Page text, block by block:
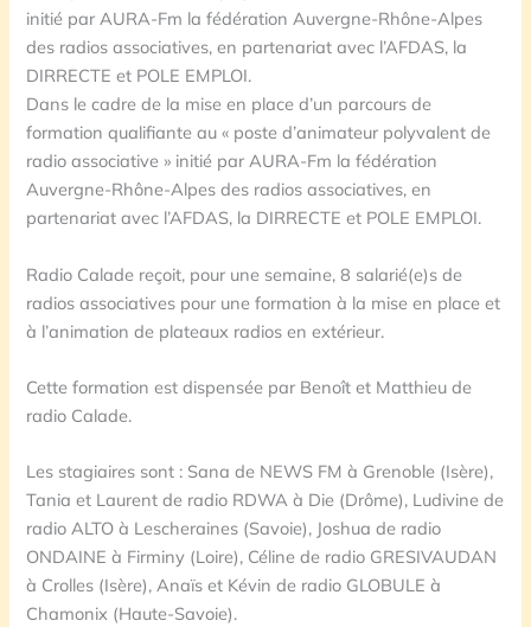
initié par AURA-Fm la fédération Auvergne-Rhône-Alpes
des radios associatives, en partenariat avec l’AFDAS, la
DIRRECTE et POLE EMPLOI.
Dans le cadre de la mise en place d’un parcours de
formation qualifiante au « poste d’animateur polyvalent de
radio associative » initié par AURA-Fm la fédération
Auvergne-Rhône-Alpes des radios associatives, en
partenariat avec l’AFDAS, la DIRRECTE et POLE EMPLOI.
Radio Calade reçoit, pour une semaine, 8 salarié(e)s de
radios associatives pour une formation à la mise en place et
à l’animation de plateaux radios en extérieur.
Cette formation est dispensée par Benoît et Matthieu de
radio Calade.
Les stagiaires sont : Sana de NEWS FM à Grenoble (Isère),
Tania et Laurent de radio RDWA à Die (Drôme), Ludivine de
radio ALTO à Lescheraines (Savoie), Joshua de radio
ONDAINE à Firminy (Loire), Céline de radio GRESIVAUDAN
à Crolles (Isère), Anaïs et Kévin de radio GLOBULE à
Chamonix (Haute-Savoie).